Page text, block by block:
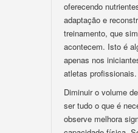
oferecendo
adaptação e
treinamento, que
acontecem. Isto é
apenas nos
atletas profissionais.
Diminuir o volume
ser tudo o que é
observe melhora